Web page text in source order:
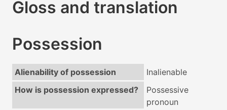
Gloss and translation
Possession
Alienability of possession
Inalienable
How is possession expressed?
Possessive
pronoun